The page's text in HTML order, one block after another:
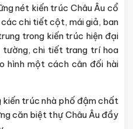
nét kiến trúc Châu Âu cổ
chi tiết cột, mái giả, ban
trong kiến trúc hiện đại
tường, chi tiết trang trí hoa
hình một cách cân đối hài
kiến trúc nhà phố đậm chất
căn biệt thự Châu Âu đầy